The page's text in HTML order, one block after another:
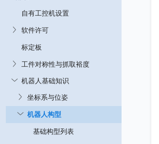
自有工控机设置
软件许可
标定板
工件对称性与抓取裕度
机器人基础知识
坐标系与位姿
机器人构型
基础构型列表